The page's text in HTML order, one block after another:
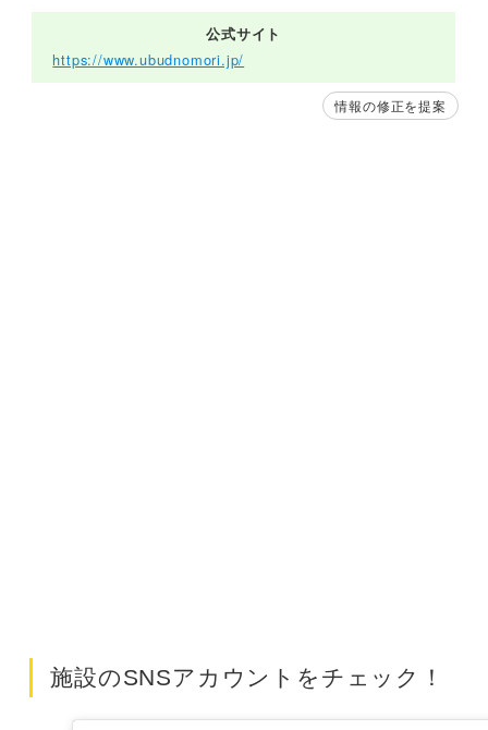
公式サイト
https://www.ubudnomori.jp/
情報の修正を提案
施設のSNSアカウントをチェック！